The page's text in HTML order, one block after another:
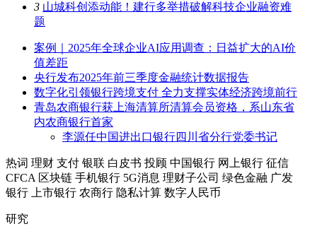
3 山城科创添动能！建行多举措破解科技企业融资难
题
案例｜2025年全球企业AI应用调查：日益扩大的AI价
值差距
央行发布2025年前三季度金融统计数据报告
数字化引领银行跨境支付 全力支撑实体经济跨境前行
青岛农商银行获上海清算所清算会员资格，系山东省
内农商银行首家
李源任中国进出口银行四川省分行党委书记
热词 理财 支付 银联 白皮书 投顾 中国银行 网上银行 征信
CFCA 区块链 手机银行 5G消息 理财子公司 绿色金融 广发
银行
上市银行 农商行 隐私计算 数字人民币
研究